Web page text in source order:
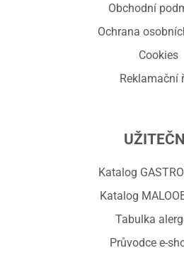
Obchodní
Ochrana
Cookies
Reklamační
Katalog
Katalog
Tabulka
Průvodce e-